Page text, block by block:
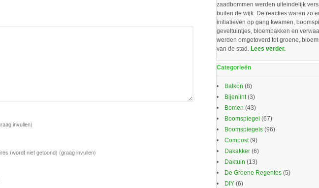
invullen)
(wordt niet getoond) (graag invullen)
zaadbommen werden uiteindelijk
buiten de wijk. De reacties waren zo
initiatieven op gang kwamen,
geveltuintjes, bloembakken en
werden omgetoverd tot groene,
van de stad. Lees verder.
Categorieën
Balkon (8)
Bijenlint(3)
Bomen (43)
Boomspiegel (67)
Boomspiegels(96)
Compost(9)
Dakakker(6)
Daktuin (13)
De Groene Regentes(5)
DIY(6)